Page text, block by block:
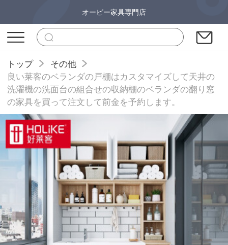
オーピー家具専門店
トップ
その他
良い莱客のベランダの戸棚はカスタマイズして天井の
洗濯機の洗面台の組合せの収納棚のベランダの翻り窓
の家具を買って注文して前金を予約します。